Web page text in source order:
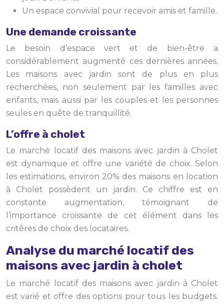
Un espace convivial pour recevoir amis et famille.
Une demande croissante
Le besoin d’espace vert et de bien-être a
considérablement augmenté ces dernières années.
Les maisons avec jardin sont de plus en plus
recherchées, non seulement par les familles avec
enfants, mais aussi par les couples et les personnes
seules en quête de tranquillité.
L’offre à cholet
Le marché locatif des maisons avec jardin à Cholet
est dynamique et offre une variété de choix. Selon
les estimations, environ 20% des maisons en location
à Cholet possèdent un jardin. Ce chiffre est en
constante augmentation, témoignant de
l’importance croissante de cet élément dans les
critères de choix des locataires.
Analyse du marché locatif des
maisons avec jardin à cholet
Le marché locatif des maisons avec jardin à Cholet
est varié et offre des options pour tous les budgets.